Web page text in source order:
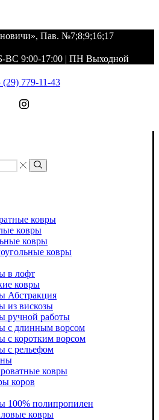
Пав. №7;8;9;16;17
ВС 9:00-17:00 | ПН Выходной
(29) 779-11-43
ковры
ковры
ковры
ковры
в лофт
ковры
Абстракция
из вискозы
ручной работы
с длинным ворсом
с коротким ворсом
с рельефом
ковры
коров
100% полипропилен
ковры